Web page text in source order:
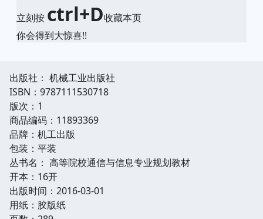
立刻按 ctrl+D收藏本页
你会得到大惊喜!!
出版社： 机械工业出版社
ISBN：9787111530718
版次：1
商品编码：11893369
品牌：机工出版
包装：平装
丛书名： 高等院校通信与信息专业规划教材
开本：16开
出版时间：2016-03-01
用纸：胶版纸